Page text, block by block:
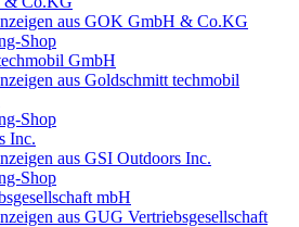
aus GOK GmbH & Co.KG
Shop
GmbH
aus Goldschmitt techmobil
Shop
Inc.
aus GSI Outdoors Inc.
Shop
mbH
aus GUG Vertriebsgesellschaft